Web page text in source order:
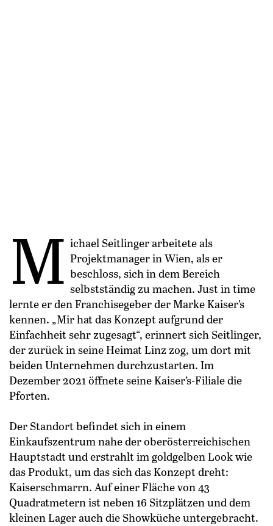
M ichael Seitlinger arbeitete als
Projektmanager in Wien, als er
beschloss, sich in dem Bereich
selbstständig zu machen. Just in time
lernte er den Franchisegeber der Marke Kaiser’s
kennen. „Mir hat das Konzept aufgrund der
Einfachheit sehr zugesagt“, erinnert sich Seitlinger,
der zurück in seine Heimat Linz zog, um dort mit
beiden Unternehmen durchzustarten. Im
Dezember 2021 öffnete seine Kaiser’s-Filiale die
Pforten.
Der Standort befindet sich in einem
Einkaufszentrum nahe der oberösterreichischen
Hauptstadt und erstrahlt im goldgelben Look wie
das Produkt, um das sich das Konzept dreht:
Kaiserschmarrn. Auf einer Fläche von 43
Quadratmetern ist neben 16 Sitzplätzen und dem
kleinen Lager auch die Showküche untergebracht.